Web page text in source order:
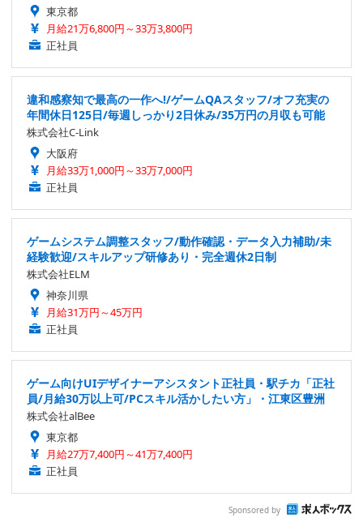
東京都
月給21万6,800円～33万3,800円
正社員
違和感察知で最高の一作へ!/ゲームQAスタッフ/オフ充実の
年間休日125日/毎週しっかり2日休み/35万円の月収も可能
株式会社C-Link
大阪府
月給33万1,000円～33万7,000円
正社員
ゲームシステム調整スタッフ/動作確認・データ入力補助/未
経験歓迎/スキルアップ研修あり・完全週休2日制
株式会社ELM
神奈川県
月給31万円～45万円
正社員
ゲーム向けUIデザイナーアシスタント正社員・駅チカ「正社
員/月給30万以上可/PCスキル活かしたい方」・江東区豊洲
株式会社alBee
東京都
月給27万7,400円～41万7,400円
正社員
Sponsored by